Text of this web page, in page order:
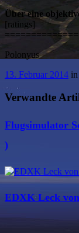
Über eine
[ratings]
Polonyus
13. Februar 2014 in
Verwandte
Flugsimulator
)
EDXK Leck